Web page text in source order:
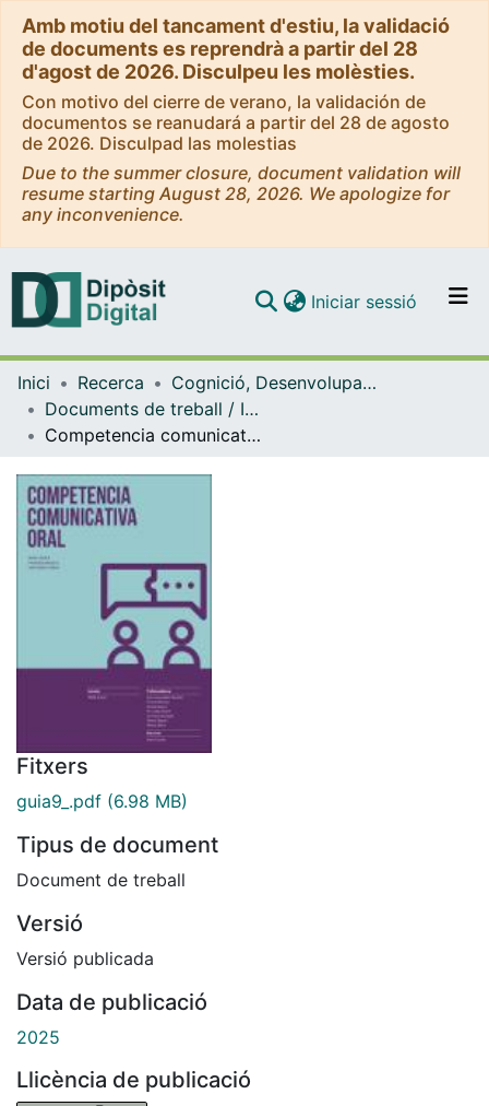
Amb motiu del tancament d'estiu, la validació
de documents es reprendrà a partir del 28
d'agost de 2026. Disculpeu les molèsties.
Con motivo del cierre de verano, la validación de
documentos se reanudará a partir del 28 de agosto
de 2026. Disculpad las molestias
Due to the summer closure, document validation will
resume starting August 28, 2026. We apologize for
any inconvenience.
Navega per tot el DD
Com publicar
Iniciar sessió (current)
Inici Recerca
Cognició, Desenvolupament i Psicologia de l'Educació
Documents de treball / Informes (Cognició, Desenvolupament i Psicologia de l'Educació)
Competencia comunicativa oral. Guía para profesorado universitario
Fitxers
guia9_.pdf (6.98 MB)
Tipus de document
Document de treball
Versió
Versió publicada
Data de publicació
2025
Llicència de publicació